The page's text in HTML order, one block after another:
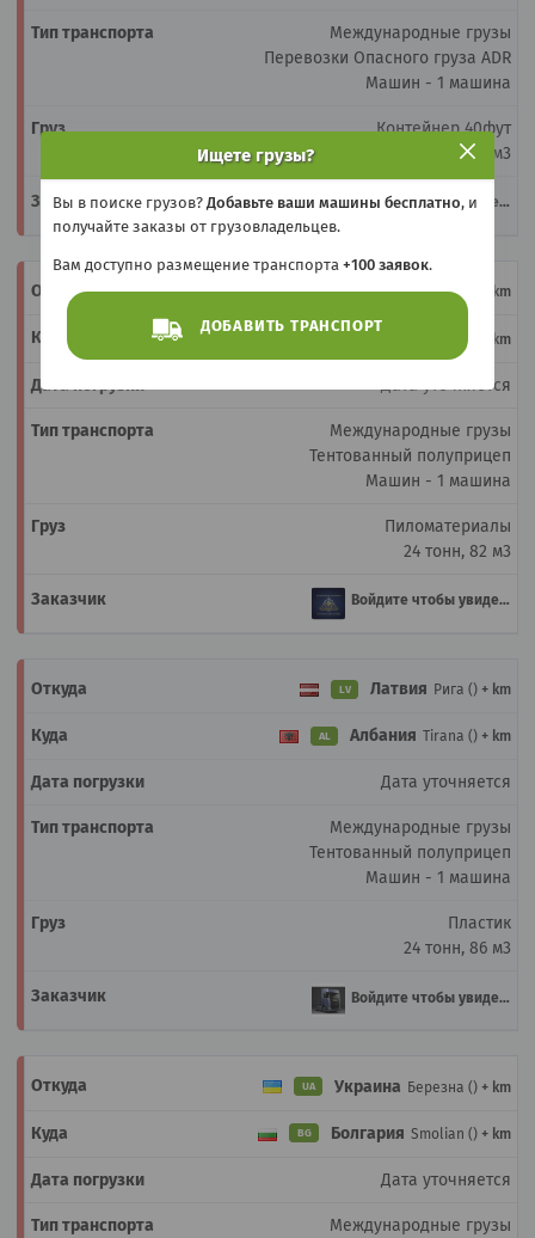
Международные грузы
Перевозки Опасного груза ADR
Машин - 1 машина
Контейнер 40фут
24 тонн, 82 м3
Войдите чтобы увидеть
PL Польша Koszalin () + km
Lubeck (23554) + km
Дата уточняется
Международные грузы
Тентованный полуприцеп
Машин - 1 машина
Пиломатериалы
24 тонн, 82 м3
Войдите чтобы увидеть
LV Латвия Рига () + km
AL Албания Tirana () + km
Дата уточняется
Международные грузы
Тентованный полуприцеп
Машин - 1 машина
Пластик
24 тонн, 86 м3
Войдите чтобы увидеть
UA Украина Березна () + km
BG Болгария Smolian () + km
Дата уточняется
Международные грузы
Ищете грузы?
Вы в поиске грузов? Добавьте ваши машины бесплатно, и
получайте заказы от грузовладельцев.
Вам доступно размещение транспорта +100 заявок.
ДОБАВИТЬ ТРАНСПОРТ